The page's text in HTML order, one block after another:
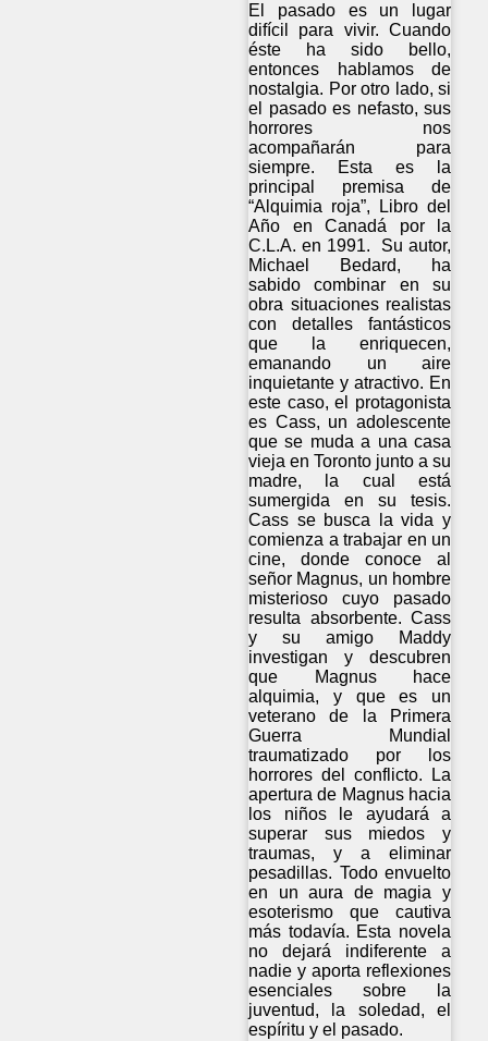
El pasado es un lugar
difícil para vivir. Cuando
éste ha sido bello,
entonces hablamos de
nostalgia. Por otro lado, si
el pasado es nefasto, sus
horrores nos
acompañarán para
siempre. Esta es la
principal premisa de
“Alquimia roja”, Libro del
Año en Canadá por la
C.L.A. en 1991. Su autor,
Michael Bedard, ha
sabido combinar en su
obra situaciones realistas
con detalles fantásticos
que la enriquecen,
emanando un aire
inquietante y atractivo. En
este caso, el protagonista
es Cass, un adolescente
que se muda a una casa
vieja en Toronto junto a su
madre, la cual está
sumergida en su tesis.
Cass se busca la vida y
comienza a trabajar en un
cine, donde conoce al
señor Magnus, un hombre
misterioso cuyo pasado
resulta absorbente. Cass
y su amigo Maddy
investigan y descubren
que Magnus hace
alquimia, y que es un
veterano de la Primera
Guerra Mundial
traumatizado por los
horrores del conflicto. La
apertura de Magnus hacia
los niños le ayudará a
superar sus miedos y
traumas, y a eliminar
pesadillas. Todo envuelto
en un aura de magia y
esoterismo que cautiva
más todavía. Esta novela
no dejará indiferente a
nadie y aporta reflexiones
esenciales sobre la
juventud, la soledad, el
espíritu y el pasado.